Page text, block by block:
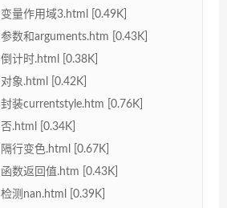
变量作用域3.html [0.49K]
参数和arguments.htm [0.43K]
倒计时.html [0.38K]
对象.html [0.42K]
封装currentstyle.htm [0.76K]
否.html [0.34K]
隔行变色.html [0.67K]
函数返回值.htm [0.43K]
检测nan.html [0.39K]